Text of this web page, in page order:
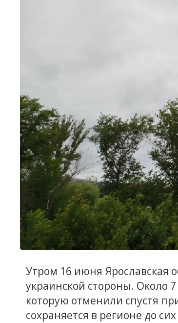
Утром 16 июня Ярославская
украинской стороны. Около
которую отменили спустя
сохраняется в регионе до